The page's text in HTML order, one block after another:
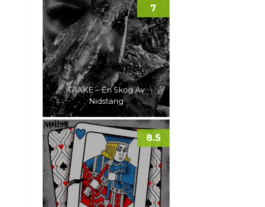
TAAKE – En Skog Av
Nidstang
7
8.5